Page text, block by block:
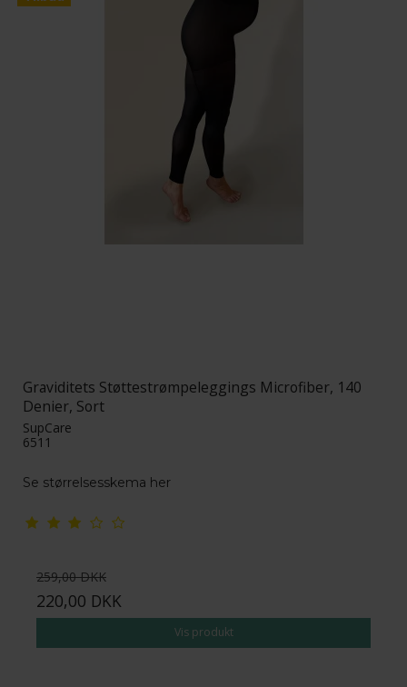
Graviditets Støttestrømpeleggings Microfiber, 140
Denier, Sort
SupCare
6511
Se størrelsesskema her
259,00 DKK
220,00 DKK
Vis produkt